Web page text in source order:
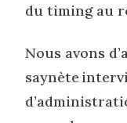
du timing au
Nous avons
saynète